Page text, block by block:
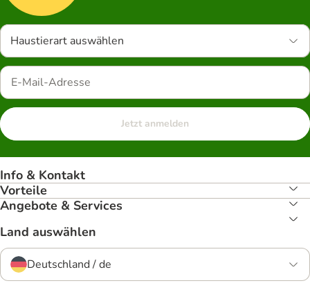
Haustierart auswählen
Jetzt anmelden
Info & Kontakt
Vorteile
Angebote & Services
Land auswählen
Deutschland / de